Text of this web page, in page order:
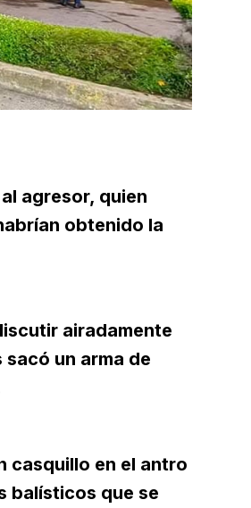
agresor, quien
obtenido la
airadamente
un arma de
casquillo en el antro
balísticos que se